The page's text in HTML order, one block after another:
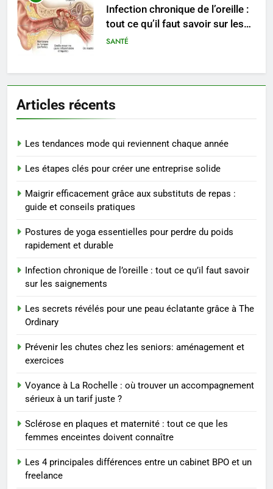
Les secrets révélés pour une
peau éclatante grâce à The
Ordinary
SANTÉ
7
seniors: aménagement et
exercices
BIEN ÊTRE
Voyance à La Rochelle : où
sérieux à un tarif juste ?
BIEN ÊTRE
1
Les tendances mode qui
reviennent chaque année
MODE
2
entreprise solide
3
substituts de repas : guide et
conseils pratiques
BIEN ÊTRE
4
Articles récents
Les tendances mode qui reviennent chaque année
Les étapes clés pour créer une entreprise solide
Maigrir efficacement grâce aux substituts de repas :
guide et conseils pratiques
Postures de yoga essentielles pour perdre du poids
rapidement et durable
Infection chronique de l’oreille : tout ce qu’il faut savoir
sur les saignements
Les secrets révélés pour une peau éclatante grâce à The
Ordinary
Prévenir les chutes chez les seniors: aménagement et
exercices
Voyance à La Rochelle : où trouver un accompagnement
sérieux à un tarif juste ?
Sclérose en plaques et maternité : tout ce que les
femmes enceintes doivent connaître
Les 4 principales différences entre un cabinet BPO et un
freelance